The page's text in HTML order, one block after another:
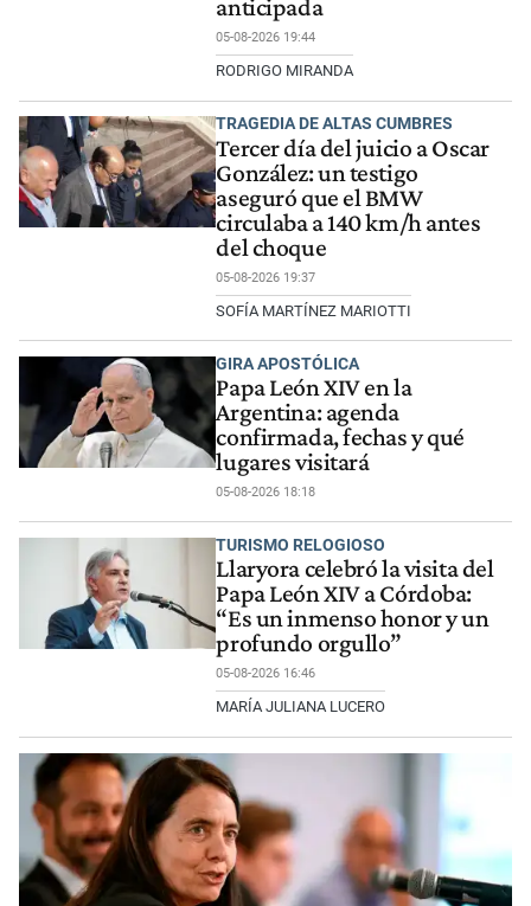
anticipada
05-08-2026 19:44
RODRIGO MIRANDA
TRAGEDIA DE ALTAS CUMBRES
Tercer día del juicio a Oscar
González: un testigo
aseguró que el BMW
circulaba a 140 km/h antes
del choque
05-08-2026 19:37
SOFÍA MARTÍNEZ MARIOTTI
GIRA APOSTÓLICA
Papa León XIV en la
Argentina: agenda
confirmada, fechas y qué
lugares visitará
05-08-2026 18:18
TURISMO RELOGIOSO
Llaryora celebró la visita del
Papa León XIV a Córdoba:
“Es un inmenso honor y un
profundo orgullo”
05-08-2026 16:46
MARÍA JULIANA LUCERO